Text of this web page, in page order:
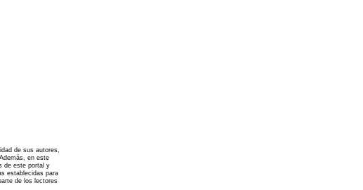
de sus autores,
en este
de este portal y
establecidas para
de los lectores